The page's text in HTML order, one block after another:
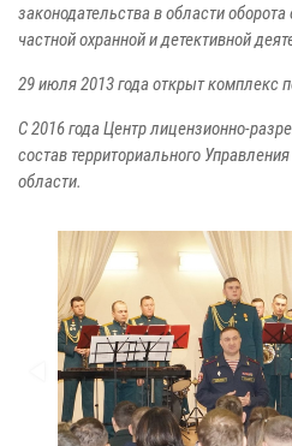
законодательства в области
частной охранной и детективной
29 июля 2013 года открыт комплекс
С 2016 года Центр лицензионно-
состав территориального
области.